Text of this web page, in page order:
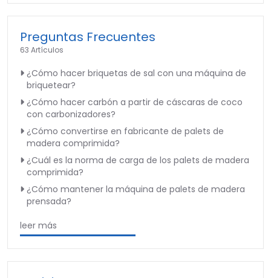
Preguntas Frecuentes
63 Artículos
¿Cómo hacer briquetas de sal con una máquina de
briquetear?
¿Cómo hacer carbón a partir de cáscaras de coco
con carbonizadores?
¿Cómo convertirse en fabricante de palets de
madera comprimida?
¿Cuál es la norma de carga de los palets de madera
comprimida?
¿Cómo mantener la máquina de palets de madera
prensada?
leer más